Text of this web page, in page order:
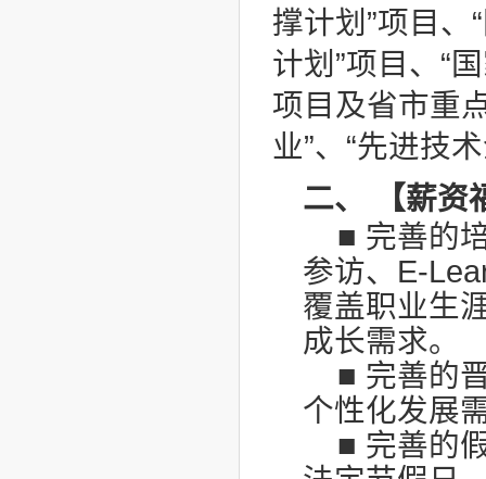
撑计划”项目、
计划”项目、“
项目及省市重
业”、“先进技
二、
【薪资
■ 完善的
参访、E-
覆盖职业生
成长需求。
■ 完善的
个性化发展
■ 完善的